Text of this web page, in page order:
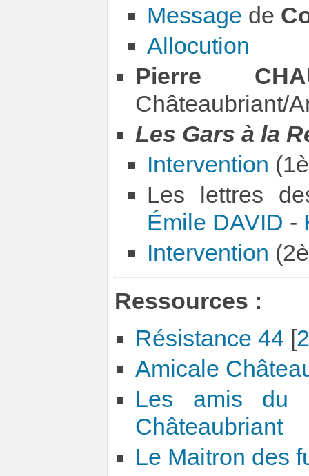
Message de
Allocution
Pierre
Châteaubriant/
Les Gars à la
Intervention
Les lettres
Émile DAVID -
Intervention
Ressources :
Résistance 44 [
Amicale
Les amis du
Châteaubriant
Le Maitron des